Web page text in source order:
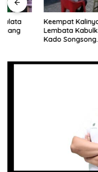
Keempat Kalinya PN
Lembata Kabulkan Eksepsi,
Kado Songsong